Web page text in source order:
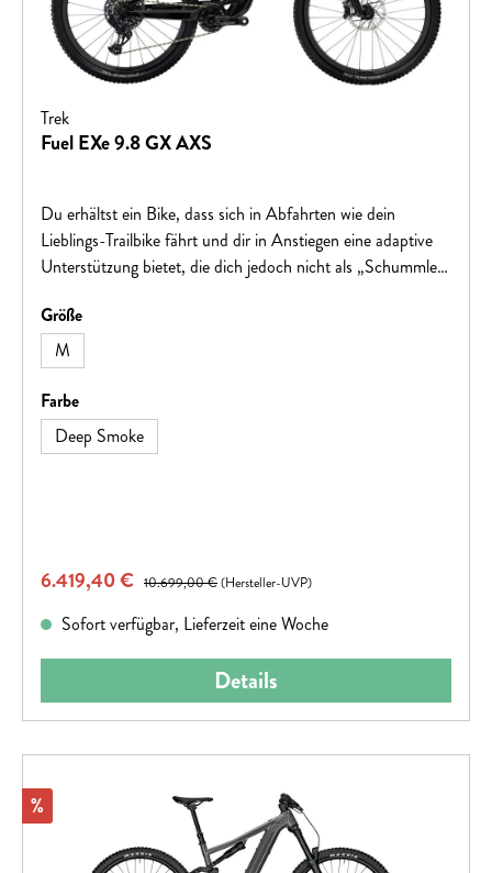
Trek
Fuel EXe 9.8 GX AXS
Du erhältst ein Bike, dass sich in Abfahrten wie dein
Lieblings-Trailbike fährt und dir in Anstiegen eine adaptive
Unterstützung bietet, die dich jedoch nicht als „Schummler“
für den Trail abgestimmt und besonders leise, damit du das
Fahrerlebnis und das natürliche Tretgefühl in vollen Zügen
genießen kannst. Der smarte Ladeanschluss, das elegant
integrierte Display und die diskreten Bedienelemente sorgen
dafür, dass die cleane Optik eines traditionellen
Mountainbikes erhalten bleibt. Das aufgewertete
Größeauswählen
M
Farbeauswählen
Deep Smoke
Verkaufspreis:
6.419,40 € Regulärer Preis:
10.699,00 €(Hersteller-UVP)
Sofort verfügbar, Lieferzeit eine Woche
Details
Rabatt
%